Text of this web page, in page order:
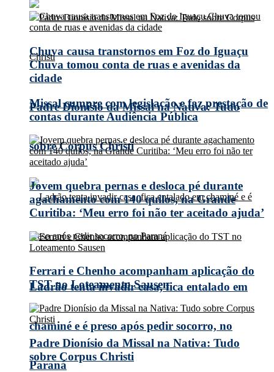
Padre Dionísio da Missal na Nativa: Tudo
sobre Corpus Christi
Ladrão tenta invadir casa, fica entalado em
chaminé e é preso após pedir socorro, no
Paraná
Chuva causa transtornos em Foz do Iguaçu
Chuva tomou conta de ruas e avenidas da
cidade
Missal cumpre com legislação e faz prestação de
contas durante Audiência Pública
Jovem quebra pernas e desloca pé durante
agachamento com 140 quilos, na Grande
Curitiba: ‘Meu erro foi não ter aceitado ajuda’
Ferrari e Chenho acompanham aplicação do
TST no Loteamento Sausen
Padre Dionísio da Missal na Nativa: Tudo
sobre Corpus Christi